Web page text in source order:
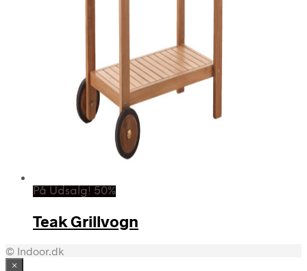
På Udsalg! 50%
Teak Grillvogn
© Indoor.dk
×